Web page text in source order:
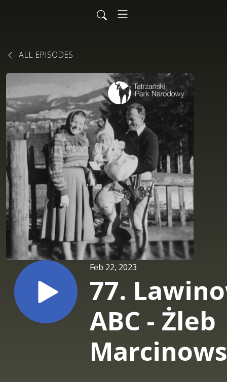
ALL EPISODES
Feb 22, 2023
77.
ABC - Żleb